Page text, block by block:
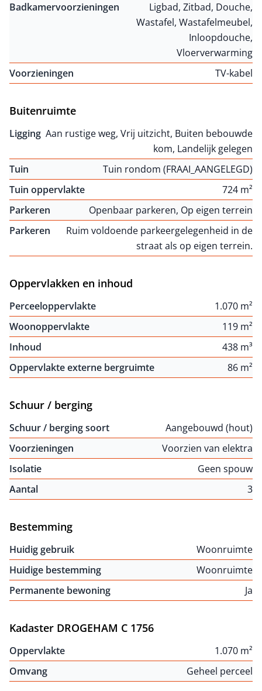
Badkamervoorzieningen
Ligbad, Zitbad, Douche,
Wastafel, Wastafelmeubel,
Inloopdouche,
Vloerverwarming
Voorzieningen
TV-kabel
Buitenruimte
Ligging Aan rustige weg, Vrij uitzicht, Buiten bebouwde
kom, Landelijk gelegen
Tuin
Tuin rondom (FRAAI_AANGELEGD)
Tuin oppervlakte
724 m²
Parkeren
Openbaar parkeren, Op eigen terrein
Parkeren
Ruim voldoende parkeergelegenheid in de
straat als op eigen terrein.
Oppervlakken en inhoud
Perceeloppervlakte
1.070 m²
Woonoppervlakte
119 m²
Inhoud
438 m³
Oppervlakte externe bergruimte
86 m²
Schuur / berging
Schuur / berging soort
Aangebouwd (hout)
Voorzieningen
Voorzien van elektra
Isolatie
Geen spouw
Aantal
3
Bestemming
Huidig gebruik
Woonruimte
Huidige bestemming
Woonruimte
Permanente bewoning
Ja
Kadaster DROGEHAM C 1756
Oppervlakte
1.070 m²
Omvang
Geheel perceel